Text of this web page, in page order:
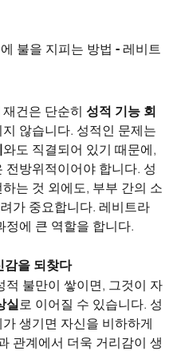
불을 지피는 방법 - 레비트
건은 단순히 성적 기능 회
않습니다. 성적인 문제는
와도 직결되어 있기 때문에,
전방위적이어야 합니다. 성
는 것 외에도, 부부 간의 소
가 중요합니다. 레비트라
정에 큰 역할을 합니다.
감을 되찾다
적 불만이 쌓이면, 그것이 자
실 로 이어질 수 있습니다. 성
생기면 자신을 비하하게
관계에서 더욱 거리감이 생